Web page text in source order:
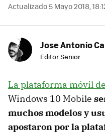
Actualizado 5 Mayo 2018,
Jose Antonio
Editor Senior
La plataforma móvil
Windows 10 Mobile
muchos modelos y
apostaron por la